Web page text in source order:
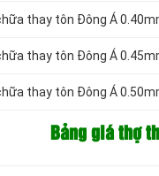
thay tôn Đông Á
thay tôn Đông Á
thay tôn Đông Á
Bảng giá thợ